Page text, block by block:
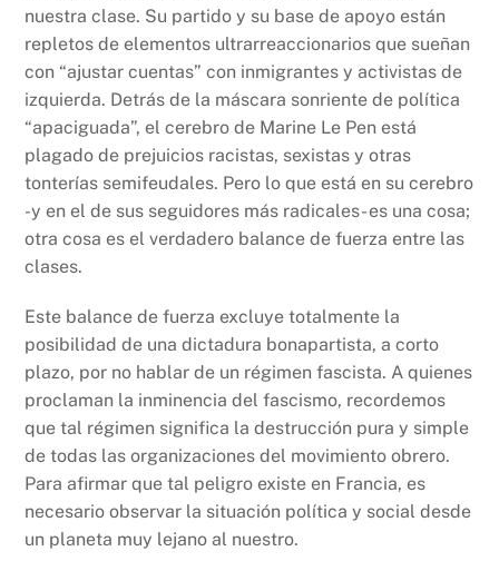
nuestra clase. Su partido y su base de apoyo están
repletos de elementos ultrarreaccionarios que sueñan
con “ajustar cuentas” con inmigrantes y activistas de
izquierda. Detrás de la máscara sonriente de política
“apaciguada”, el cerebro de Marine Le Pen está
plagado de prejuicios racistas, sexistas y otras
tonterías semifeudales. Pero lo que está en su cerebro
-y en el de sus seguidores más radicales- es una cosa;
otra cosa es el verdadero balance de fuerza entre las
clases.
Este balance de fuerza excluye totalmente la
posibilidad de una dictadura bonapartista, a corto
plazo, por no hablar de un régimen fascista. A quienes
proclaman la inminencia del fascismo, recordemos
que tal régimen significa la destrucción pura y simple
de todas las organizaciones del movimiento obrero.
Para afirmar que tal peligro existe en Francia, es
necesario observar la situación política y social desde
un planeta muy lejano al nuestro.